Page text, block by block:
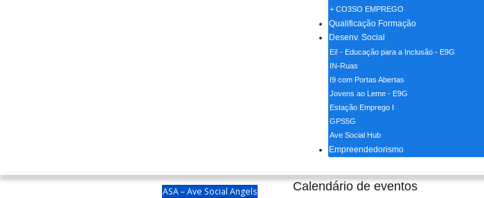
+ CO3SO EMPREGO
Qualificação Formação
Desenv. Social
Ei! - Educação para a Inclusão - E9G
IN-Ruas
I9 com Portas Abertas
Jovens ao Leme - E9G
Estação Emprego I
GPS5G
Ave Social Hub
Empreendedorismo
ASA – Ave Social Angels
Calendário de eventos